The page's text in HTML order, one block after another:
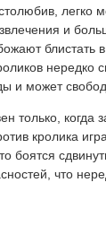
легко
и
блистать
нередко
и может
только, когда
кролика
боятся
что